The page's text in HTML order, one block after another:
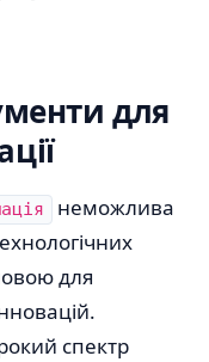
для
неможлива
для
спектр